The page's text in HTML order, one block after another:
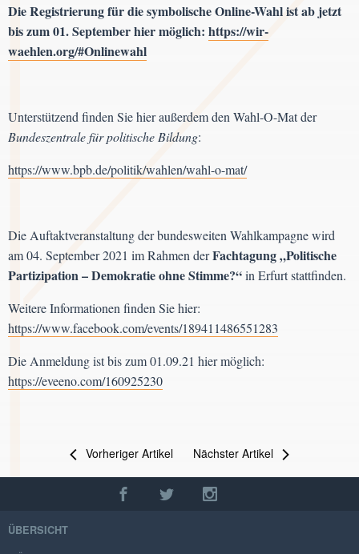
Die Registrierung für die symbolische Online-Wahl ist ab jetzt
bis zum 01. September hier möglich: https://wir-
waehlen.org/#Onlinewahl
Unterstützend finden Sie hier außerdem den Wahl-O-Mat der
Bundeszentrale für politische Bildung:
https://www.bpb.de/politik/wahlen/wahl-o-mat/
Die Auftaktveranstaltung der bundesweiten Wahlkampagne wird
am 04. September 2021 im Rahmen derFachtagung „Politische
Partizipation – Demokratie ohne Stimme?“in Erfurt stattfinden.
Weitere Informationen finden Sie hier:
https://www.facebook.com/events/189411486551283
Die Anmeldung ist bis zum 01.09.21 hier möglich:
https://eveeno.com/160925230
Vorheriger Artikel Nächster Artikel
ÜBERSICHT